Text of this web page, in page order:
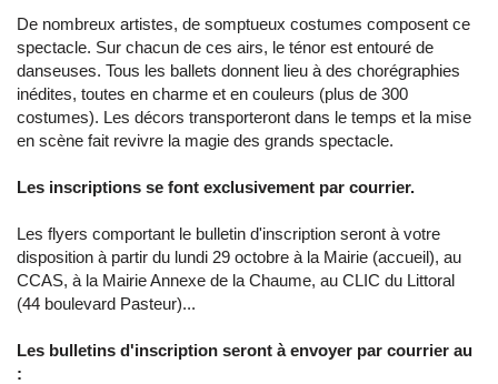
De nombreux artistes, de somptueux costumes composent ce
spectacle. Sur chacun de ces airs, le ténor est entouré de
danseuses. Tous les ballets donnent lieu à des chorégraphies
inédites, toutes en charme et en couleurs (plus de 300
costumes). Les décors transporteront dans le temps et la mise
en scène fait revivre la magie des grands spectacle.
Les inscriptions se font exclusivement par courrier.
Les flyers comportant le bulletin d'inscription seront à votre
disposition à partir du lundi 29 octobre à la Mairie (accueil), au
CCAS, à la Mairie Annexe de la Chaume, au CLIC du Littoral
(44 boulevard Pasteur)...
Les bulletins d'inscription seront à envoyer par courrier au
: